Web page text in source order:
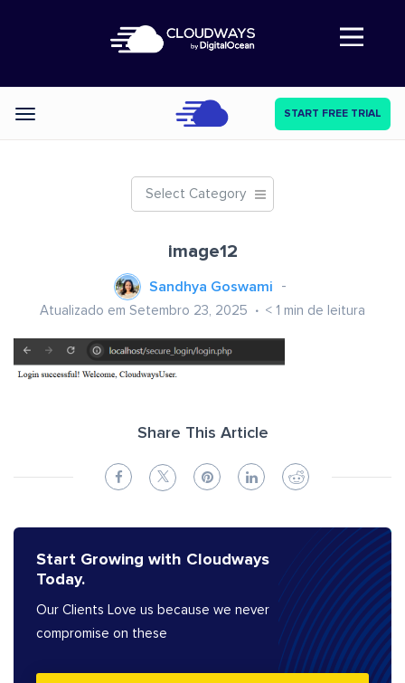
Abre a navegação
Categories START FREE TRIAL
Select Category
image12
Sandhya Goswami
Atualizado em Setembro 23, 2025 < 1 min de leitura
Share This Article
Start Growing with Cloudways
Today.
Our Clients Love us because we never
compromise on these